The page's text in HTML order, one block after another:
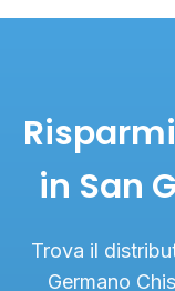
in San
Trova il
Germano